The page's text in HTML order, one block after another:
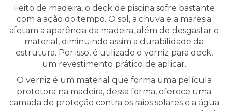
Feito de madeira, o deck de piscina sofre bastante
com a ação do tempo. O sol, a chuva e a maresia
afetam a aparência da madeira, além de desgastar o
material, diminuindo assim a durabilidade da
estrutura. Por isso, é utilizado o verniz para deck,
um revestimento prático de aplicar.
O verniz é um material que forma uma película
protetora na madeira, dessa forma, oferece uma
camada de proteção contra os raios solares e a água